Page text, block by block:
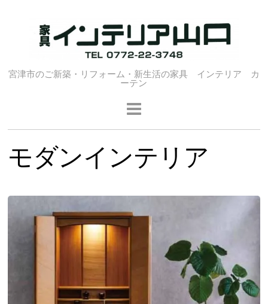
宮津市のご新築・リフォーム・新生活の家具 インテリア カ
ーテン
モダンインテリア